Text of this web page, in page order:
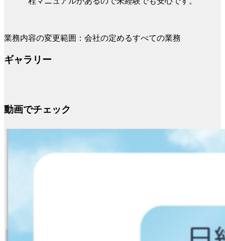
業務内容の変更範囲：会社の定めるすべての業務
ギャラリー
動画でチェック